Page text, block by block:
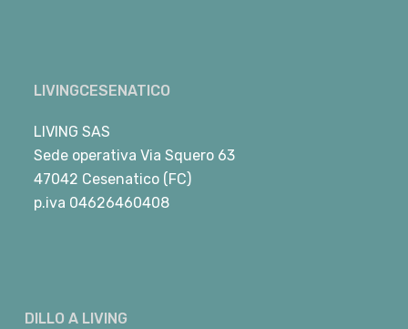
LIVINGCESENATICO
LIVING SAS
Sede operativa Via Squero 63
47042 Cesenatico (FC)
p.iva 04626460408
DILLO A LIVING